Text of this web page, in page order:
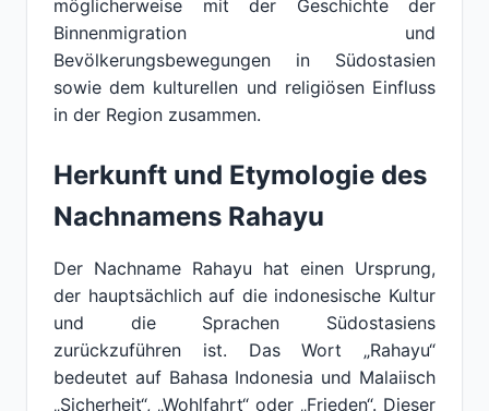
möglicherweise mit der Geschichte der
Binnenmigration und
Bevölkerungsbewegungen in Südostasien
sowie dem kulturellen und religiösen Einfluss
in der Region zusammen.
Herkunft und Etymologie des
Nachnamens Rahayu
Der Nachname Rahayu hat einen Ursprung,
der hauptsächlich auf die indonesische Kultur
und die Sprachen Südostasiens
zurückzuführen ist. Das Wort „Rahayu“
bedeutet auf Bahasa Indonesia und Malaiisch
„Sicherheit“, „Wohlfahrt“ oder „Frieden“. Dieser